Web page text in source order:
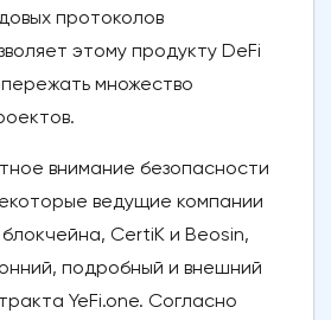
протоколов
этому продукту DeFi
множество
внимание безопасности
ведущие компании
CertiK и Beosin,
подробный и внешний
YeFi.one. Согласно